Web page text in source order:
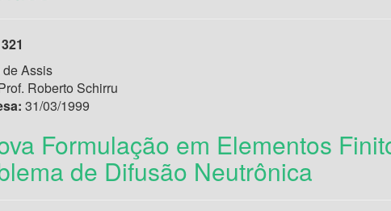
Assis
Roberto Schirru
31/03/1999
Formulação em Elementos
de Difusão Neutrônica